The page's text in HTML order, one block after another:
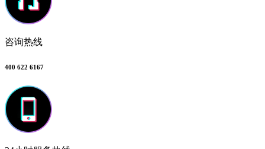
咨询热线
400 622 6167